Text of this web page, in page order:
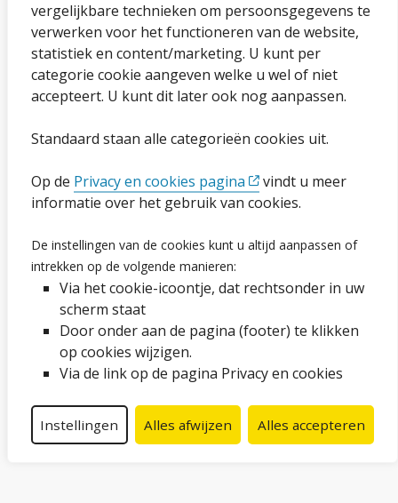
vergelijkbare technieken om persoonsgegevens te
verwerken voor het functioneren van de website,
statistiek en content/marketing. U kunt per
categorie cookie aangeven welke u wel of niet
accepteert. U kunt dit later ook nog aanpassen.
Standaard staan alle categorieën cookies uit.
Op de Privacy en cookies pagina
vindt u meer
informatie over het gebruik van cookies.
De instellingen van de cookies kunt u altijd aanpassen of
intrekken op de volgende manieren:
Via het cookie-icoontje, dat rechtsonder in uw
scherm staat
Door onder aan de pagina (footer) te klikken
op cookies wijzigen.
Via de link op de pagina Privacy en cookies
Instellingen Alles afwijzen Alles accepteren
Sitemap
Privacybeleid en cookies
Cookies wijzigen
Ga naar de pagina
Proclaimer en copyright
Webarchief
Volg ons op social media
Facebook
LinkedInInstagram
YouTube